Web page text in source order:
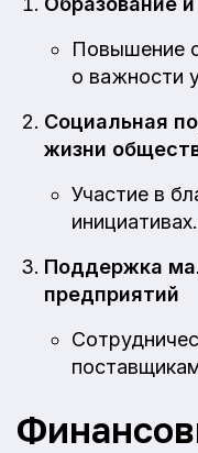
Повышение
о важности
Социальная
жизни
Участие в
инициативах.
Поддержка
предприятий